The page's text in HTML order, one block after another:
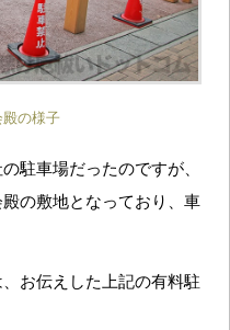
殿の様子
駐車場だったのですが、
の敷地となっており、車
お伝えした上記の有料駐